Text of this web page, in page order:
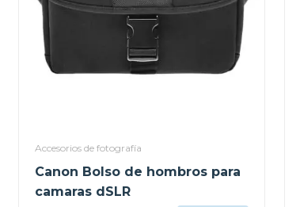
Accesorios de fotografía
Canon Bolso de hombros para
camaras dSLR